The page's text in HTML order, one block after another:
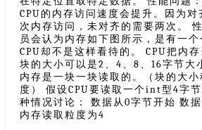
CPU的内存访问速度会提升。因为
次内存访问，未对齐的需要两次。
员会认为内存如下图所示，是有一
CPU却不是这样看待的。 CPU把内
块的大小可以是2、4、8、16字节大
内存是一块一块读取的。（块的大
度） 假设CPU要读取一个int型4字
种情况讨论： 数据从0字节开始 数
内存读取粒度为4